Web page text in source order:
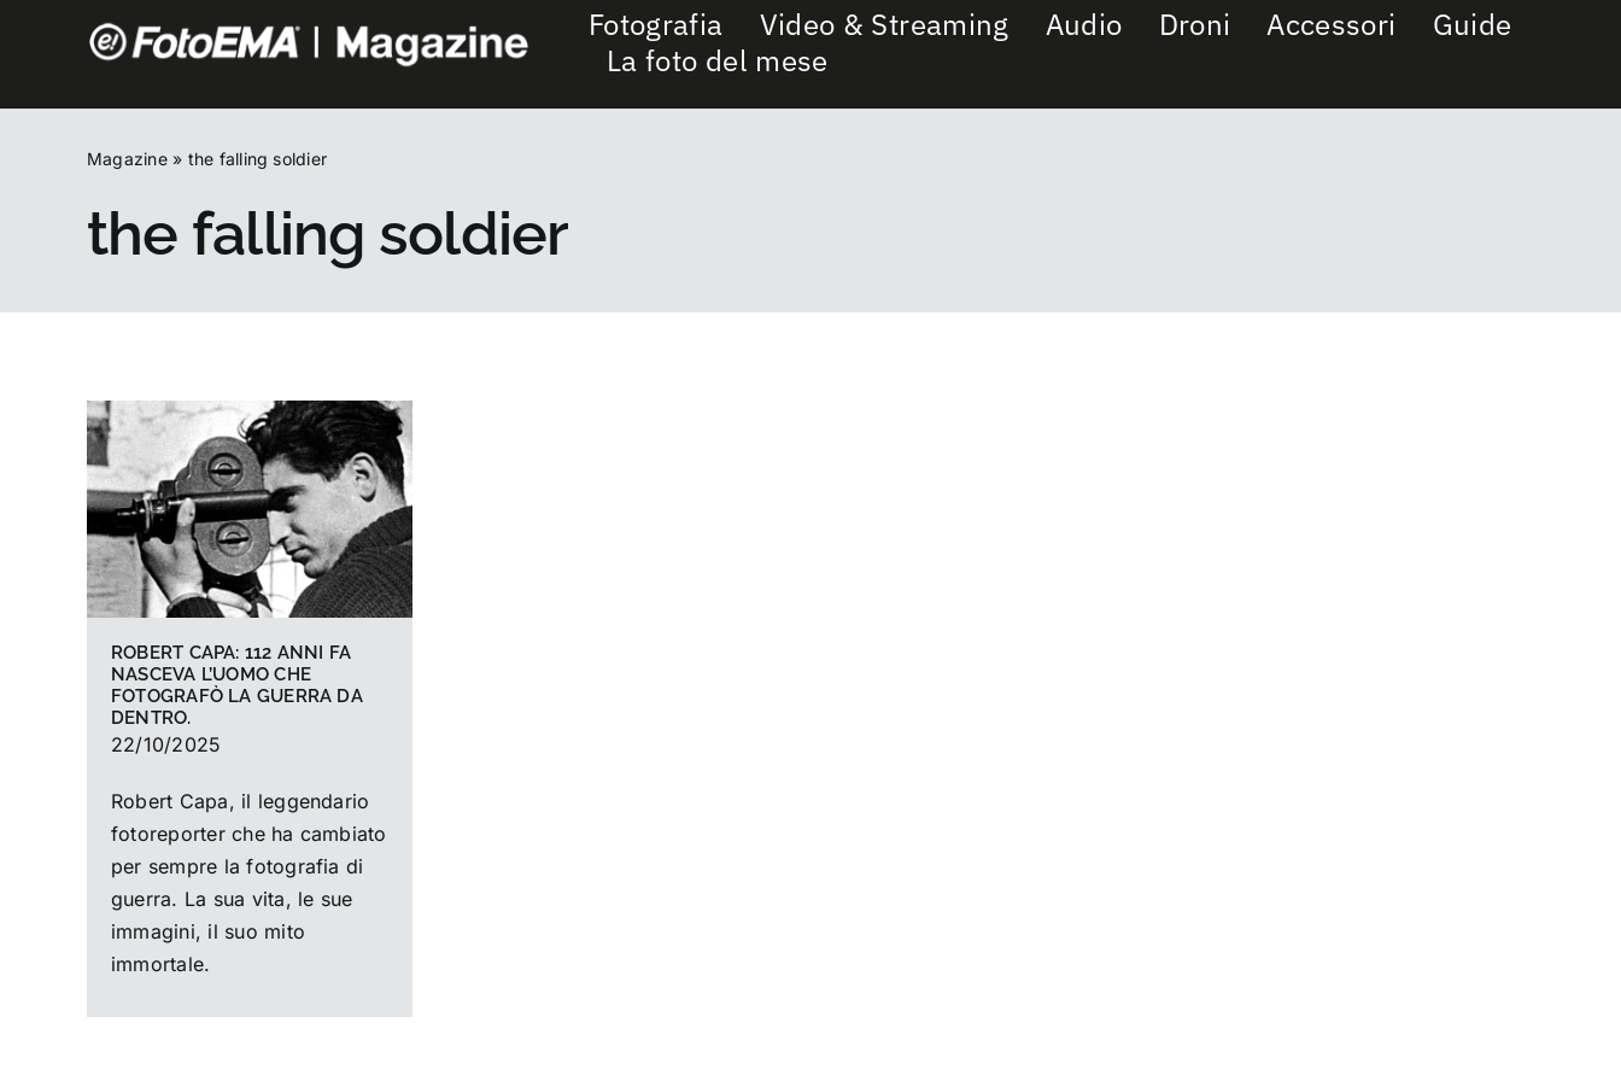
Fotografia Video & Streaming Audio Droni Accessori
Guide
La foto del mese
Magazine» the falling soldier
the falling soldier
ROBERT CAPA: 112 ANNI FA
NASCEVA L’UOMO CHE
FOTOGRAFÒ LA GUERRA DA
DENTRO.
22/10/2025
Robert Capa, il leggendario
fotoreporter che ha cambiato
per sempre la fotografia di
guerra. La sua vita, le sue
immagini, il suo mito
immortale.